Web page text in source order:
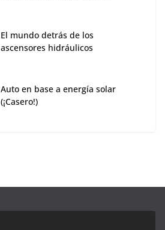
El mundo detrás de los
ascensores hidráulicos
Auto en base a energía solar
(¡Casero!)